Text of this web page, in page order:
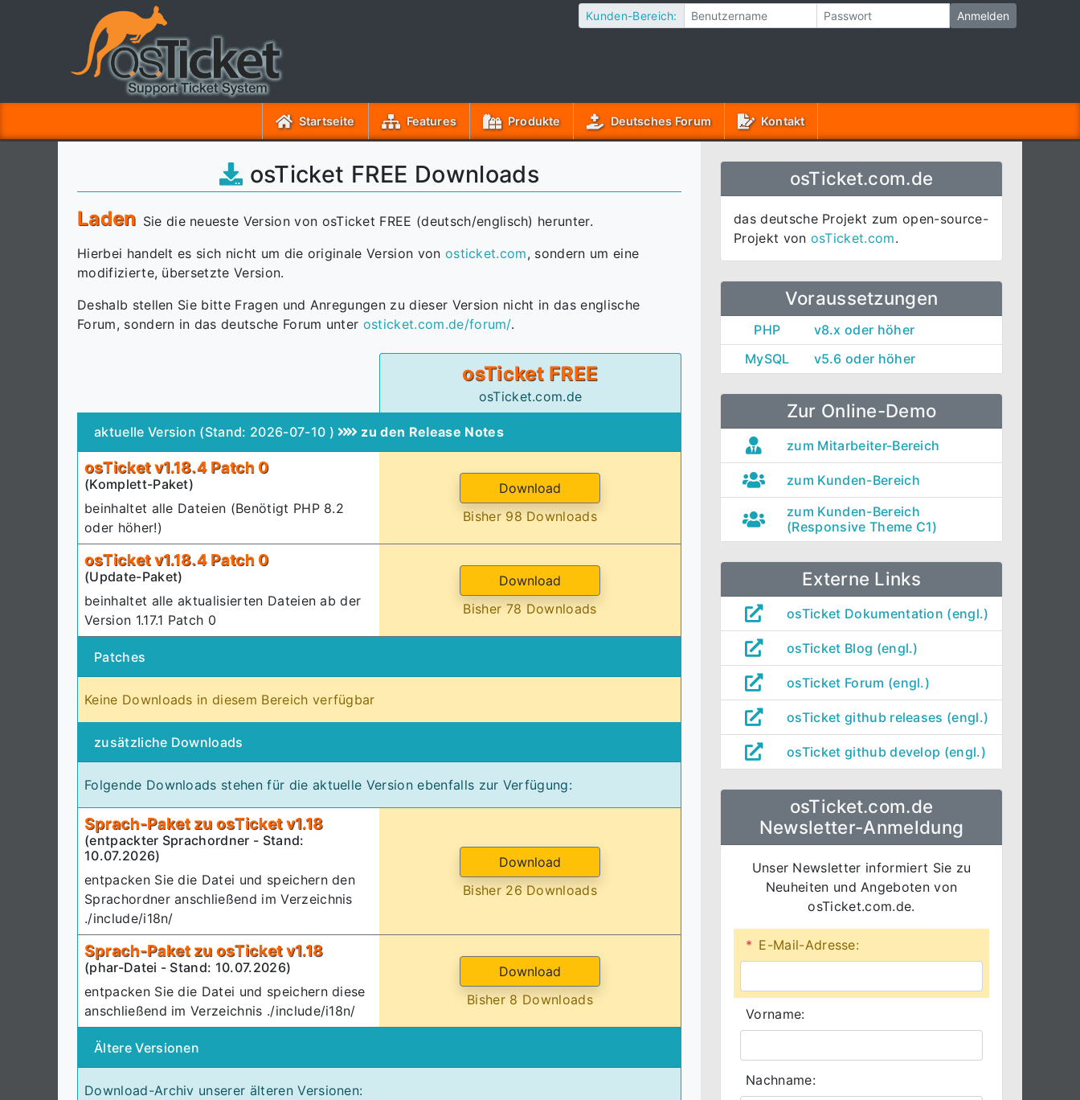
Kunden-Bereich:
Startseite Features Produkte Deutsches Forum Kontakt
osTicket FREE Downloads
Laden Sie die neueste Version von osTicket FREE (deutsch/englisch) herunter.
Hierbei handelt es sich nicht um die originale Version von osticket.com, sondern um eine
modifizierte, übersetzte Version.
Deshalb stellen Sie bitte Fragen und Anregungen zu dieser Version nicht in das englische
Forum, sondern in das deutsche Forum unter osticket.com.de/forum/.
osTicket FREE
osTicket.com.de
aktuelle Version (Stand: 2026-07-10 ) zu den Release Notes
osTicket v1.18.4 Patch 0
(Komplett-Paket)
beinhaltet alle Dateien (Benötigt PHP 8.2
oder höher!)
Bisher 98 Downloads
osTicket v1.18.4 Patch 0
(Update-Paket)
beinhaltet alle aktualisierten Dateien ab der
Version 1.17.1 Patch 0
Bisher 78 Downloads
Patches
Keine Downloads in diesem Bereich verfügbar
zusätzliche Downloads
Folgende Downloads stehen für die aktuelle Version ebenfalls zur Verfügung:
Sprach-Paket zu osTicket v1.18
(entpackter Sprachordner - Stand:
10.07.2026)
entpacken Sie die Datei und speichern den
Sprachordner anschließend im Verzeichnis
./include/i18n/
Bisher 26 Downloads
Sprach-Paket zu osTicket v1.18
(phar-Datei - Stand: 10.07.2026)
entpacken Sie die Datei und speichern diese
anschließend im Verzeichnis ./include/i18n/
Bisher 8 Downloads
Ältere Versionen
Download-Archiv unserer älteren Versionen:
osTicket.com.de
das deutsche Projekt zum open-source-
Projekt von osTicket.com.
Voraussetzungen
PHP
v8.x oder höher
MySQL
v5.6 oder höher
Zur Online-Demo
zum Mitarbeiter-Bereich
zum Kunden-Bereich
zum Kunden-Bereich
(Responsive Theme C1)
Externe Links
osTicket Dokumentation (engl.)
osTicket Blog (engl.)
osTicket Forum (engl.)
osTicket github releases (engl.)
osTicket github develop (engl.)
osTicket.com.de
Newsletter-Anmeldung
Unser Newsletter informiert Sie zu
Neuheiten und Angeboten von
osTicket.com.de.
* E-Mail-Adresse:
Vorname:
Nachname: